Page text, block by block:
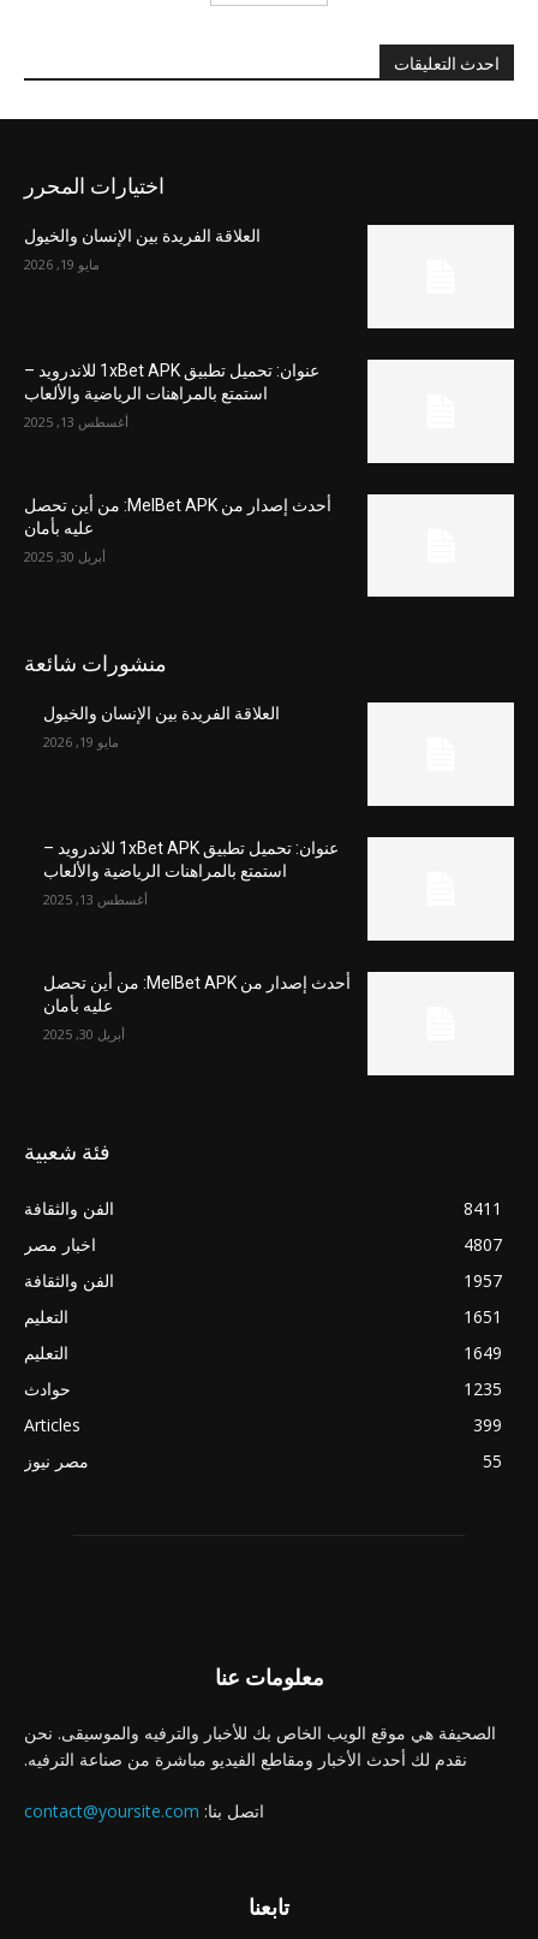
احدث التعليقات
اختيارات المحرر
العلاقة الفريدة بين الإنسان والخيول
مايو 19, 2026
عنوان: تحميل تطبيق 1xBet APK للاندرويد –
استمتع بالمراهنات الرياضية والألعاب
أغسطس 13, 2025
أحدث إصدار من MelBet APK: من أين تحصل
عليه بأمان
أبريل 30, 2025
منشورات شائعة
العلاقة الفريدة بين الإنسان والخيول
مايو 19, 2026
عنوان: تحميل تطبيق 1xBet APK للاندرويد –
استمتع بالمراهنات الرياضية والألعاب
أغسطس 13, 2025
أحدث إصدار من MelBet APK: من أين تحصل
عليه بأمان
أبريل 30, 2025
فئة شعبية
الفن والثقافة
8411
اخبار مصر
4807
الفن والثقافة
1957
التعليم
1651
التعليم
1649
حوادث
1235
Articles
399
مصر نيوز
55
معلومات عنا
الصحيفة هي موقع الويب الخاص بك للأخبار والترفيه والموسيقى. نحن
نقدم لك أحدث الأخبار ومقاطع الفيديو مباشرة من صناعة الترفيه.
اتصل بنا: contact@yoursite.com
تابعنا